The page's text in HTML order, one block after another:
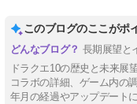
このブログのここがポ
長期展望と
ドラクエ10の歴史と未来展
コラボの詳細、ゲーム内の
年月の経過やアップデート